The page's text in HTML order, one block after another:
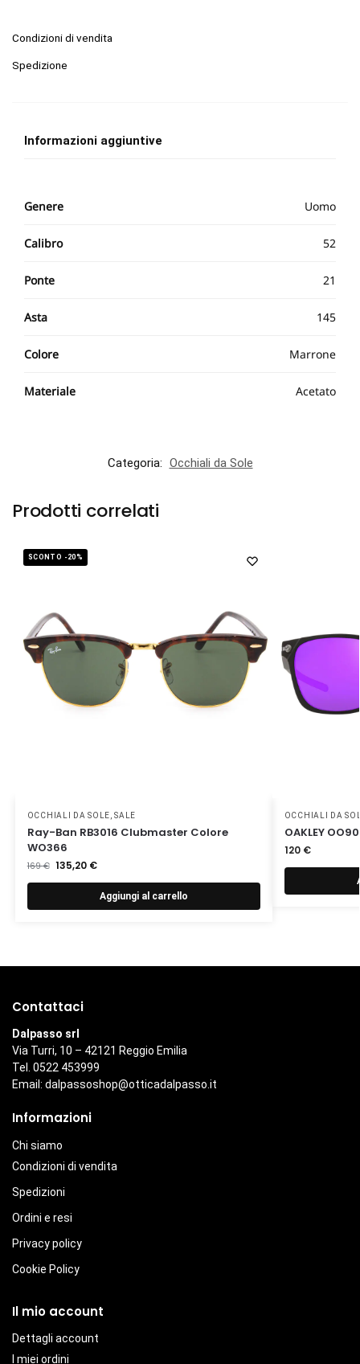
Condizioni di vendita
Spedizione
Informazioni aggiuntive
Genere Uomo
Calibro 52
Ponte 21
Asta 145
Colore Marrone
Materiale Acetato
Categoria: Occhiali da Sole
Prodotti correlati
SCONTO -20%
OCCHIALI DA SOLE ,SALE
Ray-Ban RB3016 Clubmaster Colore
WO366
169€ 135,20 €
Aggiungi al carrello
OCCHIALI DA
OAKLEY
120 €
Contattaci
Dalpasso srl
Via Turri, 10 – 42121 Reggio Emilia
Tel. 0522 453999
Email: dalpassoshop@otticadalpasso.it
Informazioni
Chi siamo
Condizioni di vendita
Spedizioni
Ordini e resi
Privacy policy
Cookie Policy
Il mio account
Dettagli account
I miei ordini